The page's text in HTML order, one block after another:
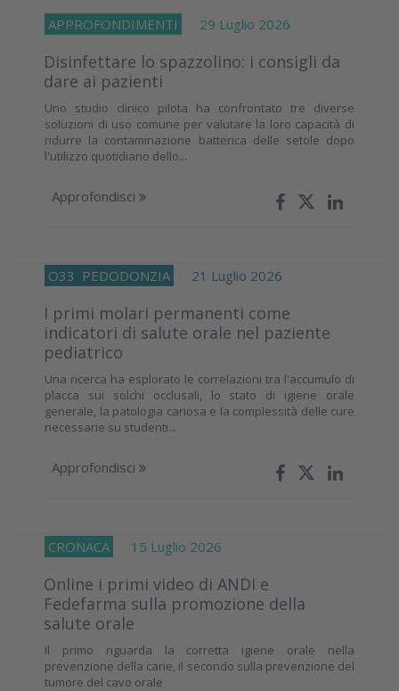
APPROFONDIMENTI 29 Luglio 2026
Disinfettare lo spazzolino: i consigli da
dare ai pazienti
Uno studio clinico pilota ha confrontato tre diverse
soluzioni di uso comune per valutare la loro capacità di
ridurre la contaminazione batterica delle setole dopo
l'utilizzo quotidiano dello...
Approfondisci
O33 PEDODONZIA 21 Luglio 2026
I primi molari permanenti come
indicatori di salute orale nel paziente
pediatrico
Una ricerca ha esplorato le correlazioni tra l'accumulo di
placca sui solchi occlusali, lo stato di igiene orale
generale, la patologia cariosa e la complessità delle cure
necessarie su studenti...
Approfondisci
CRONACA 15 Luglio 2026
Online i primi video di ANDI e
Fedefarma sulla promozione della
salute orale
Il primo riguarda la corretta igiene orale nella
prevenzione della carie, il secondo sulla prevenzione del
tumore del cavo orale